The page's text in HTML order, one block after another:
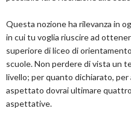
Questa nozione ha rilevanza in
in cui tu voglia riuscire ad
superiore di liceo di
scuole. Non perdere di vista un
livello; per quanto dichiarato,
aspettato dovrai ultimare
aspettative.